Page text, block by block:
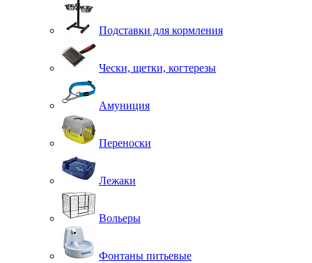
Подставки для кормления
Чески, щетки, когтерезы
Амуниция
Переноски
Лежаки
Вольеры
Фонтаны питьевые